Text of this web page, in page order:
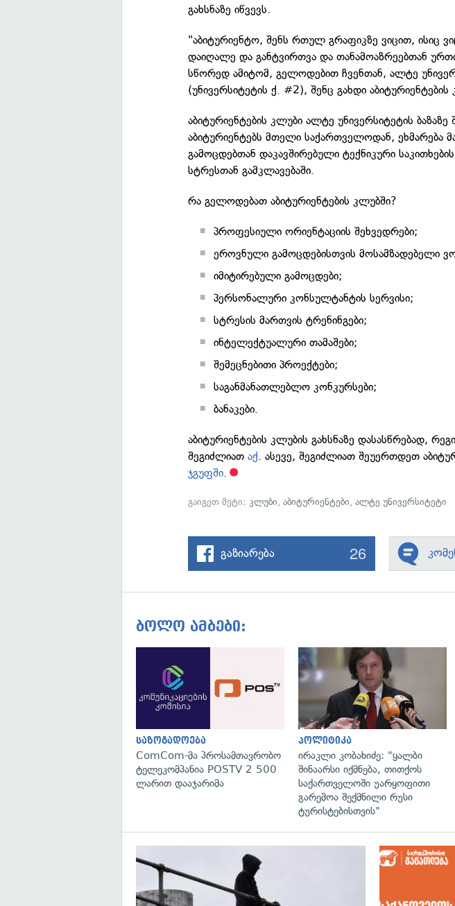
გახსნაზე იწვევს.
"აბიტურიენტო, შენს რთულ გრაფიკზე ვიცით, ისიც
დაიღალე და განტვირთვა და თანამოაზრეებთან
სწორედ ამიტომ, გელოდებით ჩვენთან, ალტე
(უნივერსიტეტის ქ. #2), შენც გახდი
აბიტურიენტების კლუბი ალტე უნივერსიტეტის ბაზაზე
აბიტურიენტებს მთელი საქართველოდან, ეხმარება
გამოცდებთან დაკავშირებული ტექნიკური
სტრესთან გამკლავებაში.
რა გელოდებათ აბიტურიენტების კლუბში?
პროფესიული ორიენტაციის შეხვედრები;
ეროვნული გამოცდებისთვის მოსამზადებელი
იმიტირებული გამოცდები;
პერსონალური კონსულტანტის სერვისი;
სტრესის მართვის ტრენინგები;
ინტელექტუალური თამაშები;
შემეცნებითი პროექტები;
საგანმანათლებლო კონკურსები;
ბანაკები.
აბიტურიენტების კლუბის გახსნაზე დასასწრებად,
შეგიძლიათაქ. ასევე, შეგიძლიათ შეუერთდეთ
ჯგუფში.
გაიგეთ მეტი:კლუბი,აბიტურიენტები,ალტე უნივერსიტეტი
გაზიარება 26
ბოლო ამბები:
საზოგადოება
ComCom-მა პროსამთავრობო
ტელეკომპანია POSTV 2 500
ლარით დააჯარიმა
პოლიტიკა
ირაკლი კობახიძე: "ყალბი
შინაარსი იქმნება, თითქოს
საქართველოში უარყოფითი
გარემოა შექმნილი რუსი
ტურისტებისთვის"
გადახედვა